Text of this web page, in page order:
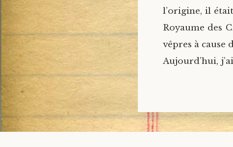
l’origine, il
Royaume des
vêpres à cause
Aujourd’hui,